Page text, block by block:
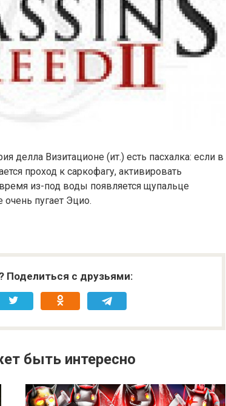
делла Визитационе (ит.) есть пасхалка: если в
проход к саркофагу, активировать
из-под воды появляется щупальце
очень пугает Эцио.
Поделиться с друзьями:
быть интересно